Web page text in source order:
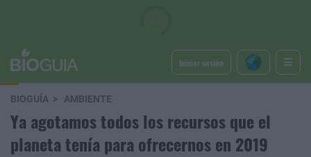
Iniciar sesión
BIOGUÍA AMBIENTE
Ya agotamos todos los recursos que el
planeta tenía para ofrecernos en 2019